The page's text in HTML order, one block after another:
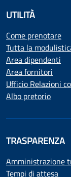
UTILITÀ
Come prenotare
Tutta la
Area dipendenti
Area fornitori
Ufficio Relazioni
Albo pretorio
TRASPARENZA
Amministrazione
Tempi di attesa